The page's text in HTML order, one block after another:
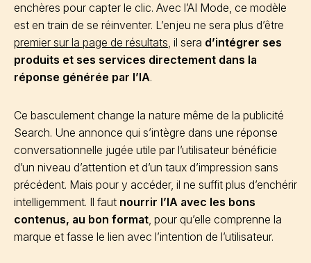
enchères pour capter le clic. Avec l’AI Mode, ce modèle
est en train de se réinventer. L’enjeu ne sera plus d’être
premier sur la page de résultats, il sera d’intégrer ses
produits et ses services directement dans la
réponse générée par l’IA.
Ce basculement change la nature même de la publicité
Search. Une annonce qui s’intègre dans une réponse
conversationnelle jugée utile par l’utilisateur bénéficie
d’un niveau d’attention et d’un taux d’impression sans
précédent. Mais pour y accéder, il ne suffit plus d’enchérir
intelligemment. Il faut nourrir l’IA avec les bons
contenus, au bon format, pour qu’elle comprenne la
marque et fasse le lien avec l’intention de l’utilisateur.